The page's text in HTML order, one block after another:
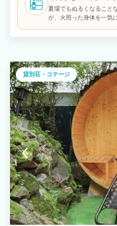
夏場でもぬるくなること
が、火照った身体を一気
貸別荘・コテージ